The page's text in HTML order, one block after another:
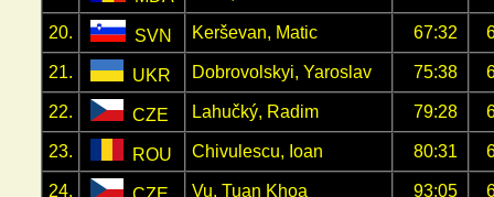
20. SVN Kerševan, Matic 67:32
21. UKR Dobrovolskyi, Yaroslav 75:38
22. CZE Lahučký, Radim 79:28
23. ROU Chivulescu, Ioan 80:31
24. Vu, Tuan Khoa 93:05